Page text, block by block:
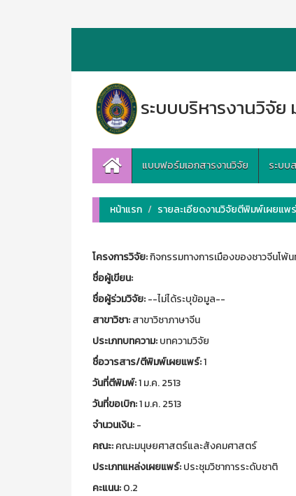
ระบบบริหารงานวิจั
แบบฟอร์มเอกสารงานวิจัย ระบบ
หน้าแรก รายละเอียดงานวิจัยตีพิมพ์เผยแพร่
โครงการวิจัย:กิจกรรมทางการเมืองของชาวจีนโพ้
ชื่อผู้เขียน:
ชื่อผู้ร่วมวิจัย:--ไม่ได้ระบุข้อมูล--
สาขาวิชา:สาขาวิชาภาษาจีน
ประเภทบทความ:บทความวิจัย
ชื่อวารสาร/ตีพิมพ์เผยแพร์:1
วันที่ตีพิมพ์:1 ม.ค. 2513
วันที่ขอเบิก:1 ม.ค. 2513
จำนวนเงิน:-
คณะ:คณะมนุษยศาสตร์และสังคมศาสตร์
ประเภทแหล่งเผยแพร์:ประชุมวิชาการระดับชาติ
คะแนน:0.2